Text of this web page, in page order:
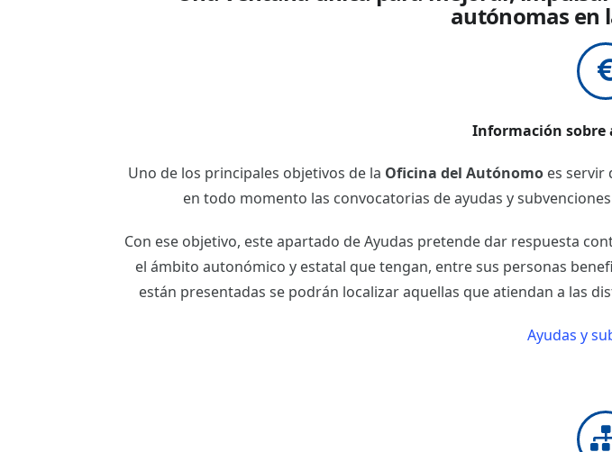
autónomas en
Información sobre
Uno de los principales objetivos de la Oficina del Autónomo es servir
en todo momento las convocatorias de ayudas y
Con ese objetivo, este apartado de Ayudas pretende dar respuesta
el ámbito autonómico y estatal que tengan, entre sus personas
están presentadas se podrán localizar aquellas que atiendan a las
Ayudas y